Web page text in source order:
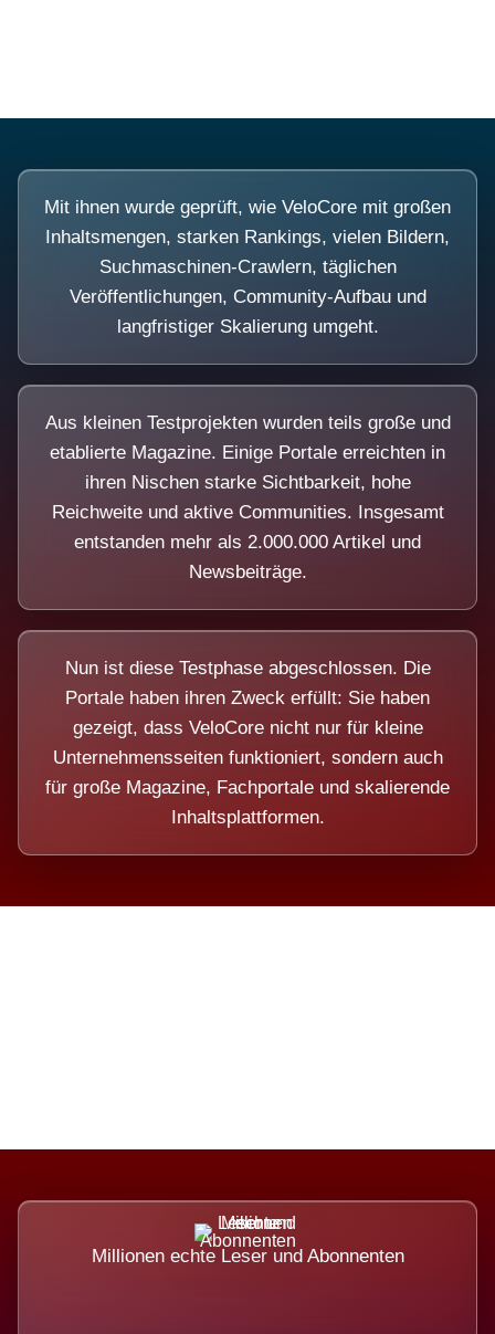
Mit ihnen wurde geprüft, wie VeloCore mit großen
Inhaltsmengen, starken Rankings, vielen Bildern,
Suchmaschinen-Crawlern, täglichen
Veröffentlichungen, Community-Aufbau und
langfristiger Skalierung umgeht.
Aus kleinen Testprojekten wurden teils große und
etablierte Magazine. Einige Portale erreichten in
ihren Nischen starke Sichtbarkeit, hohe
Reichweite und aktive Communities. Insgesamt
entstanden mehr als 2.000.000 Artikel und
Newsbeiträge.
Nun ist diese Testphase abgeschlossen. Die
Portale haben ihren Zweck erfüllt: Sie haben
gezeigt, dass VeloCore nicht nur für kleine
Unternehmensseiten funktioniert, sondern auch
für große Magazine, Fachportale und skalierende
Inhaltsplattformen.
Millionen echte Leser und Abonnenten